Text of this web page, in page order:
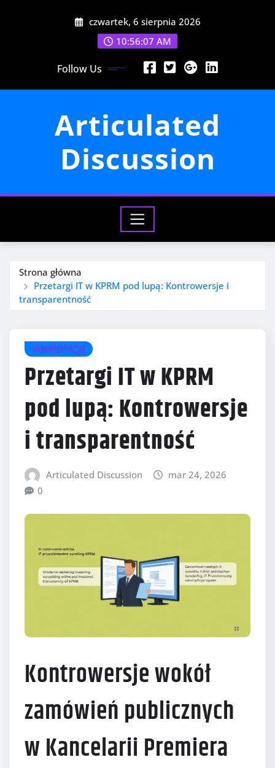
czwartek, 6 sierpnia 2026
10:56:09 AM
Follow Us
Articulated
Discussion
Strona główna
Przetargi IT w KPRM pod lupą: Kontrowersje i
transparentność
INWESTYCJE
Przetargi IT w KPRM
pod lupą: Kontrowersje
i transparentność
Articulated Discussion
mar 24, 2026
0
Kontrowersje wokół
zamówień publicznych
w Kancelarii Premiera